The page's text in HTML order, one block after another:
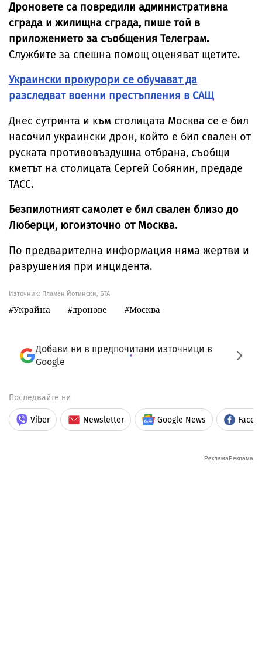
Дроновете са повредили административна
сграда и жилищна сграда, пише той в
приложението за съобщения Teлеграм.
Службите за спешна помощ оценяват щетите.
Украински прокурори се обучават да
разследват военни престъпления в САЩ
Днес сутринта и към столицата Москва се е бил
насочил украински дрон, който е бил свален от
руската противовъздушна отбрана, съобщи
кметът на столицата Сергей Собянин, предаде
ТАСС.
Безпилотният самолет е бил свален близо до
Люберци, югоизточно от Москва.
По предварителна информация няма жертви и
разрушения при инцидента.
Източник: Пламен Йотински, БТА
Украйна дронове Москва
Добави ни в предпочитани източници в
Google
Последвайте ни
Viber Newsletter Google News